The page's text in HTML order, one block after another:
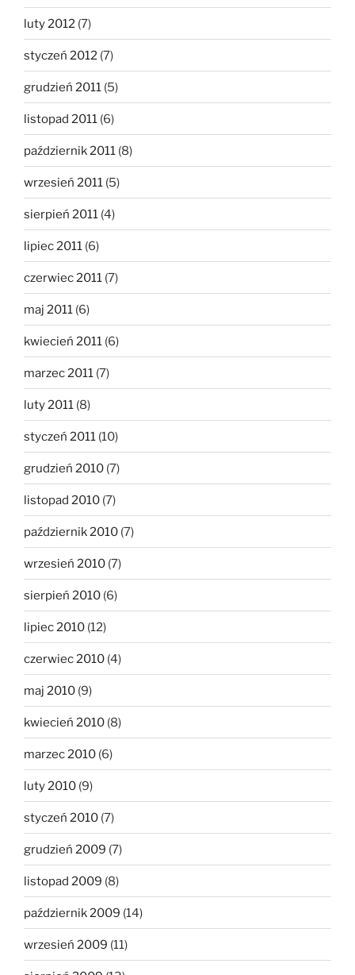
luty 2012 (7)
styczeń 2012 (7)
grudzień 2011 (5)
listopad 2011 (6)
październik 2011 (8)
wrzesień 2011 (5)
sierpień 2011 (4)
lipiec 2011 (6)
czerwiec 2011 (7)
maj 2011 (6)
kwiecień 2011 (6)
marzec 2011 (7)
luty 2011 (8)
styczeń 2011 (10)
grudzień 2010 (7)
listopad 2010 (7)
październik 2010 (7)
wrzesień 2010 (7)
sierpień 2010 (6)
lipiec 2010 (12)
czerwiec 2010 (4)
maj 2010 (9)
kwiecień 2010 (8)
marzec 2010 (6)
luty 2010 (9)
styczeń 2010 (7)
grudzień 2009 (7)
listopad 2009 (8)
październik 2009 (14)
wrzesień 2009 (11)